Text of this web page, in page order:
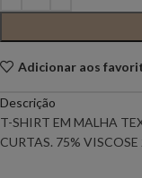
Adicionar aos
Descrição
T-SHIRT EM MALHA
CURTAS. 75%